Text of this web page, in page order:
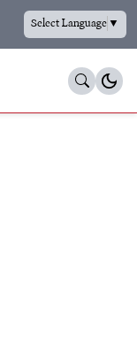
Select Language▼